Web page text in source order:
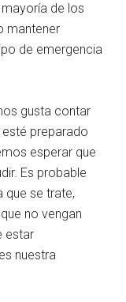
de los
mantener
de emergencia
gusta contar
esté preparado
esperar que
Es probable
que se trate,
no vengan
estar
nuestra